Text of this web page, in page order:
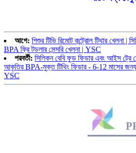
আগে: শিশুর টিভি রিমোট কন্ট্রোল টিথার খেলনা |
BPA ফ্রি টডলার সেন্সরি খেলনা | YSC
পরবর্তী: সিলিকন বেবি ফুড ফিডার এবং আইস ট্রে
আকৃতির BPA-মুক্ত টিথিং ফিডার - 6-12 মাসের জন্য
YSC